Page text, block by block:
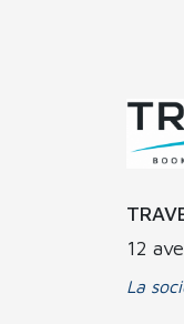
12
La